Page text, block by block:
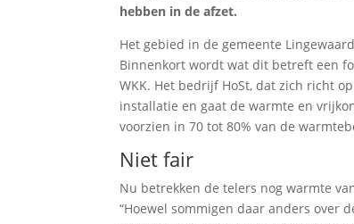
hebben in de afzet.
Het gebied in de gemeente
Binnenkort wordt wat dit betreft een
WKK. Het bedrijf HoSt, dat zich richt
installatie en gaat de warmte en
voorzien in 70 tot 80% van de
Niet fair
Nu betrekken de telers nog warmte
“Hoewel sommigen daar anders over